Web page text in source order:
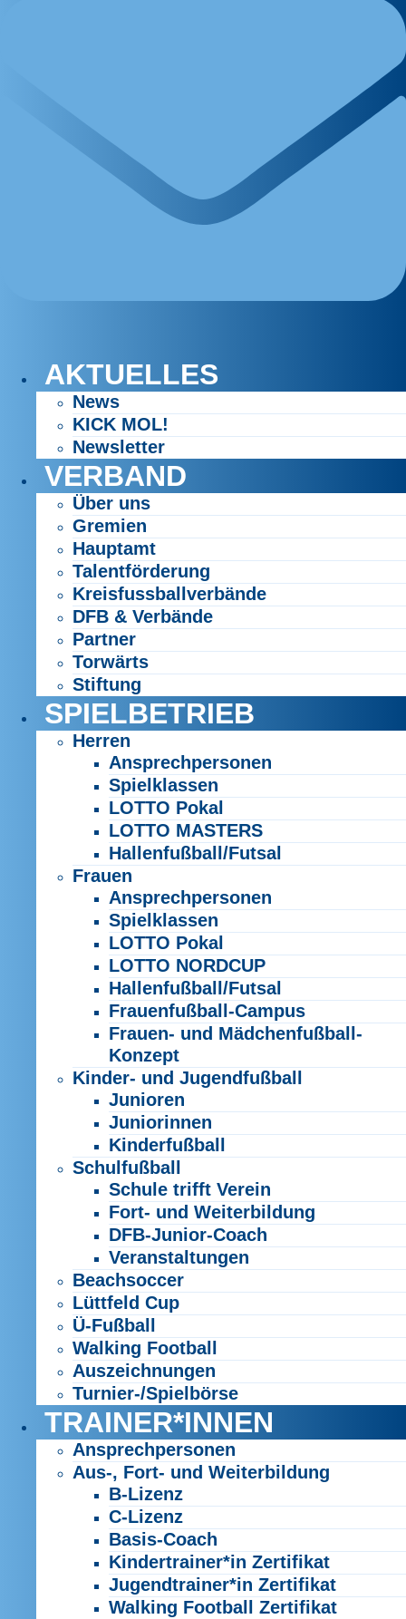
AKTUELLES
News
KICK MOL!
Newsletter
VERBAND
Über uns
Gremien
Hauptamt
Talentförderung
Kreisfussballverbände
DFB & Verbände
Partner
Torwärts
Stiftung
SPIELBETRIEB
Herren
Ansprechpersonen
Spielklassen
LOTTO Pokal
LOTTO MASTERS
Hallenfußball/Futsal
Frauen
Ansprechpersonen
Spielklassen
LOTTO Pokal
LOTTO NORDCUP
Hallenfußball/Futsal
Frauenfußball-Campus
Frauen- und Mädchenfußball-
Konzept
Kinder- und Jugendfußball
Junioren
Juniorinnen
Kinderfußball
Schulfußball
Schule trifft Verein
Fort- und Weiterbildung
DFB-Junior-Coach
Veranstaltungen
Beachsoccer
Lüttfeld Cup
Ü-Fußball
Walking Football
Auszeichnungen
Turnier-/Spielbörse
TRAINER*INNEN
Ansprechpersonen
Aus-, Fort- und Weiterbildung
B-Lizenz
C-Lizenz
Basis-Coach
Kindertrainer*in Zertifikat
Jugendtrainer*in Zertifikat
Walking Football Zertifikat